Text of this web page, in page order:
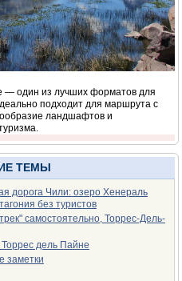
— один из лучших форматов для
подходит для маршрута с
ландшафтов и
ТЕМЫ
дорога Чили: озеро Хенераль
без туристов
самостоятельно, Торрес-Дель-
дель Пайне
заметки